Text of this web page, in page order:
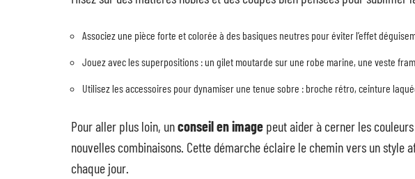
Associez une pièce forte et colorée à des basiques neutres pour éviter l’effet
Jouez avec les superpositions : un gilet moutarde sur une robe marine, une veste
Utilisez les accessoires pour dynamiser une tenue sobre : broche rétro, ceinture
Pour aller plus loin, unconseil en image peut aider à cerner les
nouvelles combinaisons. Cette démarche éclaire le chemin vers un style
chaque jour.